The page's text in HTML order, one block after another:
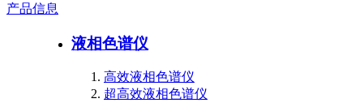
产品信息
液相色谱仪
高效液相色谱仪
超高效液相色谱仪